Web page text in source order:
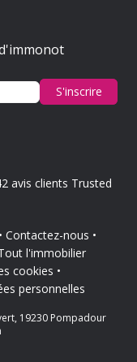
S'inscrire
avis clients Trusted
Contactez-nous
l'immobilier
cookies
personnelles
19230 Pompadour